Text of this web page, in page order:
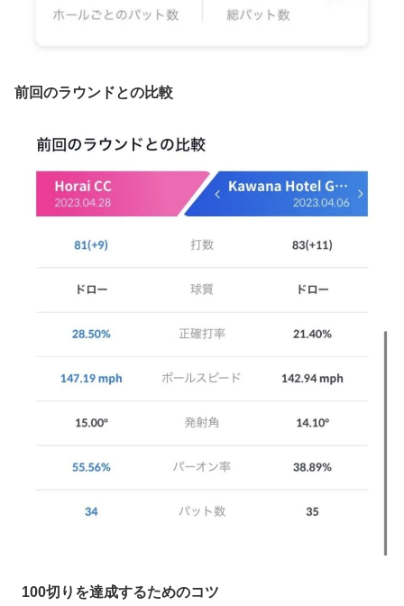
前回のラウンドとの比較
100切りを達成するためのコツ